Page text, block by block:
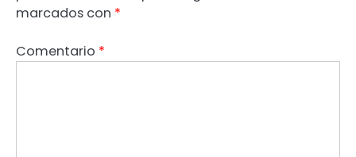
marcados con *
Comentario *